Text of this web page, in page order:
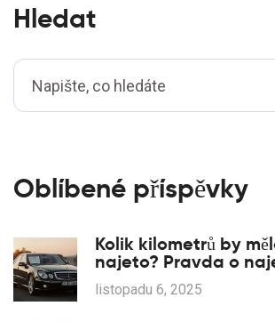
Hledat
Oblíbené příspěvky
Kolik kilometrů by
najeto? Pravda o
Mercedes-Benz
listopadu 6, 2025